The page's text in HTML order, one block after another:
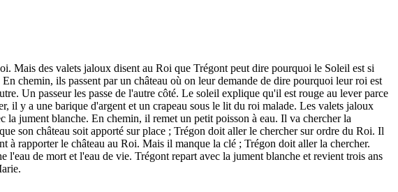
Mais des valets jaloux disent au Roi que Trégont peut dire pourquoi le Soleil est si
chemin, ils passent par un château où on leur demande de dire pourquoi leur roi est
Un passeur les passe de l'autre côté. Le soleil explique qu'il est rouge au lever parce
il y a une barique d'argent et un crapeau sous le lit du roi malade. Les valets jaloux
la jument blanche. En chemin, il remet un petit poisson à eau. Il va chercher la
son château soit apporté sur place ; Trégon doit aller le chercher sur ordre du Roi. Il
rapporter le château au Roi. Mais il manque la clé ; Trégon doit aller la chercher.
de mort et l'eau de vie. Trégont repart avec la jument blanche et revient trois ans